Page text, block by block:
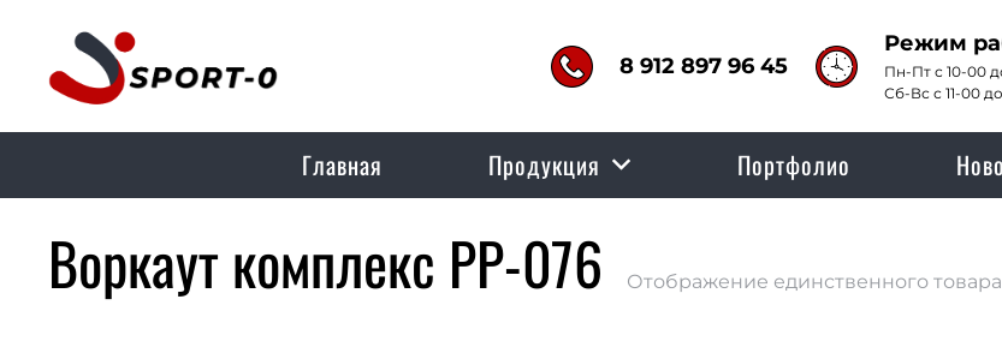
8 912 897 96 45
Режим
Пн-Пт с 10-00
Сб-Вс с 11-00
Главная Продукция Портфолио
Воркаут комплекс РР-076 Отображение единственного товара